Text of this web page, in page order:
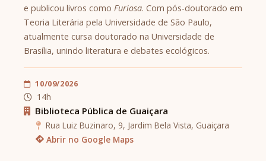
e publicou livros como Furiosa. Com pós-doutorado em
Teoria Literária pela Universidade de São Paulo,
atualmente cursa doutorado na Universidade de
Brasília, unindo literatura e debates ecológicos.
10/09/2026
14h
Biblioteca Pública de Guaiçara
Rua Luiz Buzinaro, 9, Jardim Bela Vista, Guaiçara
Abrir no Google Maps